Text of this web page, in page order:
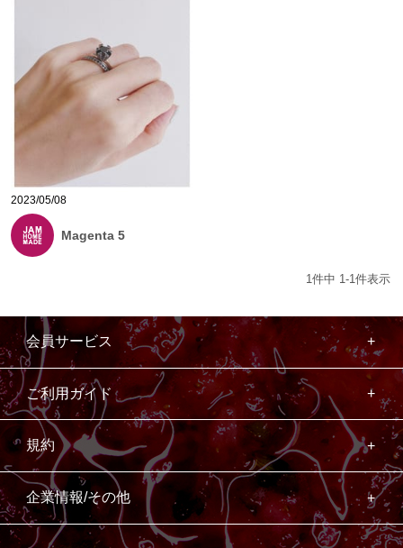
2023/05/08
Magenta 5
1 件中 1 -1 件表示
会員サービス
ご利用ガイド
規約
企業情報/その他